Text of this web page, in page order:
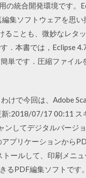
の統合開発環境です。
集ソフトウェアを思
ことも、微妙なレタ
本書では，Eclipse
単です．圧縮ファイル
けで今回は、Adobe
新:2018/07/17 00:11 ス
ンしてデジタルバージ
プリケーションから
ールして、印刷メニ
るPDF編集ソフトです